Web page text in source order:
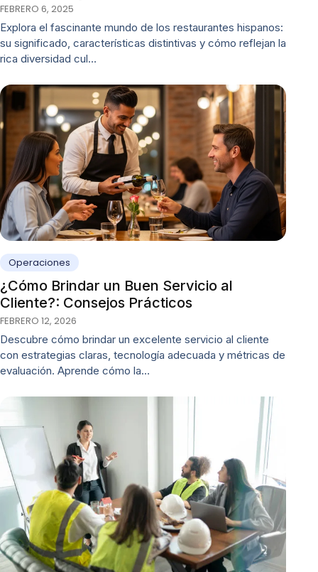
FEBRERO 6, 2025
Explora el fascinante mundo de los restaurantes hispanos:
su significado, características distintivas y cómo reflejan la
rica diversidad cul…
Operaciones
¿Cómo Brindar un Buen Servicio al
Cliente?: Consejos Prácticos
FEBRERO 12, 2026
Descubre cómo brindar un excelente servicio al cliente
con estrategias claras, tecnología adecuada y métricas de
evaluación. Aprende cómo la…